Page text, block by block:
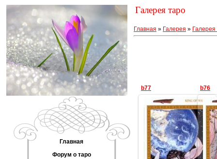
Главная
Форум о таро
Галерея таро
Главная » Галерея »
b77
13.07.2014
b76